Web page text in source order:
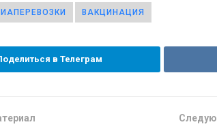
ВАКЦИНАЦИЯ
в Телеграм